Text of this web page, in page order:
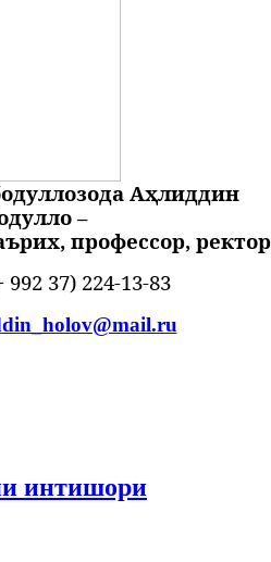
Аҳлиддин
–
профессор,
992 37) 224-13-83
интишори